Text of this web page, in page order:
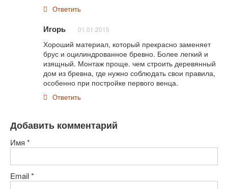
Ответить
Игорь 01.01.2015
Хороший материал, который прекрасно заменяет
брус и оцилиндрованное бревно. Более легкий и
изящный. Монтаж проще. чем строить деревянный
дом из бревна, где нужно соблюдать свои правила,
особенно при постройке первого венца.
Ответить
Добавить комментарий
Имя *
Email*